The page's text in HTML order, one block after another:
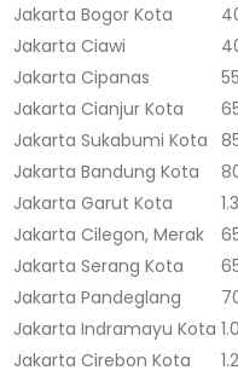
Jakarta Bogor Kota
Jakarta Ciawi
Jakarta Cipanas
Jakarta Cianjur Kota
Jakarta Sukabumi Kota
Jakarta Bandung Kota
Jakarta Garut Kota
Jakarta Cilegon, Merak
Jakarta Serang Kota
Jakarta Pandeglang
Jakarta Indramayu Kota
Jakarta Cirebon Kota